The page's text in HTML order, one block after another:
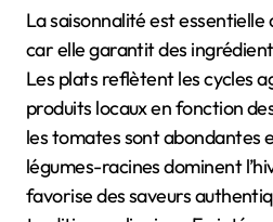
La saisonnalité est essentielle
car elle garantit des
Les plats reflètent les cycles
produits locaux en fonction
les tomates sont abondantes
légumes-racines dominent
favorise des saveurs